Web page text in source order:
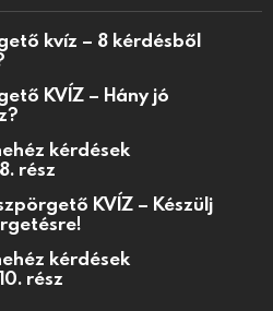
kvíz – 8 kérdésből
KVÍZ – Hány jó
kérdések
rész
KVÍZ – Készülj
kérdések
rész